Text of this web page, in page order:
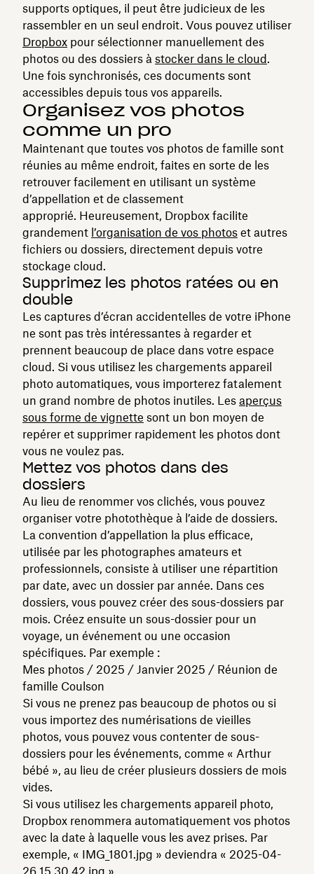
supports optiques, il peut être judicieux de les
rassembler en un seul endroit. Vous pouvez utiliser
Dropbox pour sélectionner manuellement des
photos ou des dossiers à stocker dans le cloud .
Une fois synchronisés, ces documents sont
accessibles depuis tous vos appareils.
Organisez vos photos
comme un pro
Maintenant que toutes vos photos de famille sont
réunies au même endroit, faites en sorte de les
retrouver facilement en utilisant un système
d’appellation et de classement
approprié. Heureusement, Dropbox facilite
grandement l’organisation de vos photos et autres
fichiers ou dossiers, directement depuis votre
stockage cloud.
Supprimez les photos ratées ou en
double
Les captures d’écran accidentelles de votre iPhone
ne sont pas très intéressantes à regarder et
prennent beaucoup de place dans votre espace
cloud. Si vous utilisez les chargements appareil
photo automatiques, vous importerez fatalement
un grand nombre de photos inutiles. Les aperçus
sous forme de vignette sont un bon moyen de
repérer et supprimer rapidement les photos dont
vous ne voulez pas.
Mettez vos photos dans des
dossiers
Au lieu de renommer vos clichés, vous pouvez
organiser votre photothèque à l’aide de dossiers.
La convention d’appellation la plus efficace,
utilisée par les photographes amateurs et
professionnels, consiste à utiliser une répartition
par date, avec un dossier par année. Dans ces
dossiers, vous pouvez créer des sous-dossiers par
mois. Créez ensuite un sous-dossier pour un
voyage, un événement ou une occasion
spécifiques. Par exemple :
Mes photos / 2025 / Janvier 2025 / Réunion de
famille Coulson
Si vous ne prenez pas beaucoup de photos ou si
vous importez des numérisations de vieilles
photos, vous pouvez vous contenter de sous-
dossiers pour les événements, comme « Arthur
bébé », au lieu de créer plusieurs dossiers de mois
vides.
Si vous utilisez les chargements appareil photo,
Dropbox renommera automatiquement vos photos
avec la date à laquelle vous les avez prises. Par
exemple, « IMG_1801.jpg » deviendra « 2025-04-